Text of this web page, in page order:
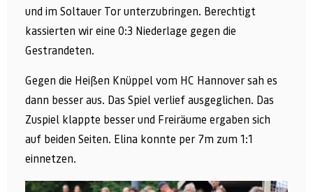
und im Soltauer Tor unterzubringen. Berechtigt
kassierten wir eine 0:3 Niederlage gegen die
Gestrandeten.
Gegen die Heißen Knüppel vom HC Hannover sah es
dann besser aus. Das Spiel verlief ausgeglichen. Das
Zuspiel klappte besser und Freiräume ergaben sich
auf beiden Seiten. Elina konnte per 7m zum 1:1
einnetzen.